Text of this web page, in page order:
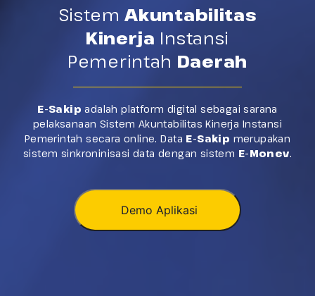
TESTIMONI
GALERY
TEAM
NEWS
Contact Us
SistemAkuntabilitas
Kinerja Instansi
Pemerintah Daerah
E-Sakip adalah platform digital sebagai sarana
pelaksanaan Sistem Akuntabilitas Kinerja Instansi
Pemerintah secara online. Data E-Sakip merupakan
sistem sinkroninisasi data dengan sistem E-Monev.
Demo Aplikasi